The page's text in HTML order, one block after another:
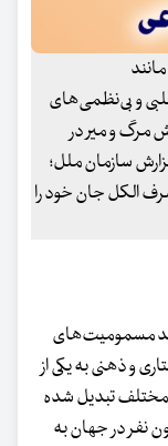
و بی‌نظمی‌های
مرگ و میر در
سازمان ملل؛
الکل جان خود را
مسمومیت‌های
و ذهنی به یکی از
مختلف تبدیل شده
نفر در جهان به